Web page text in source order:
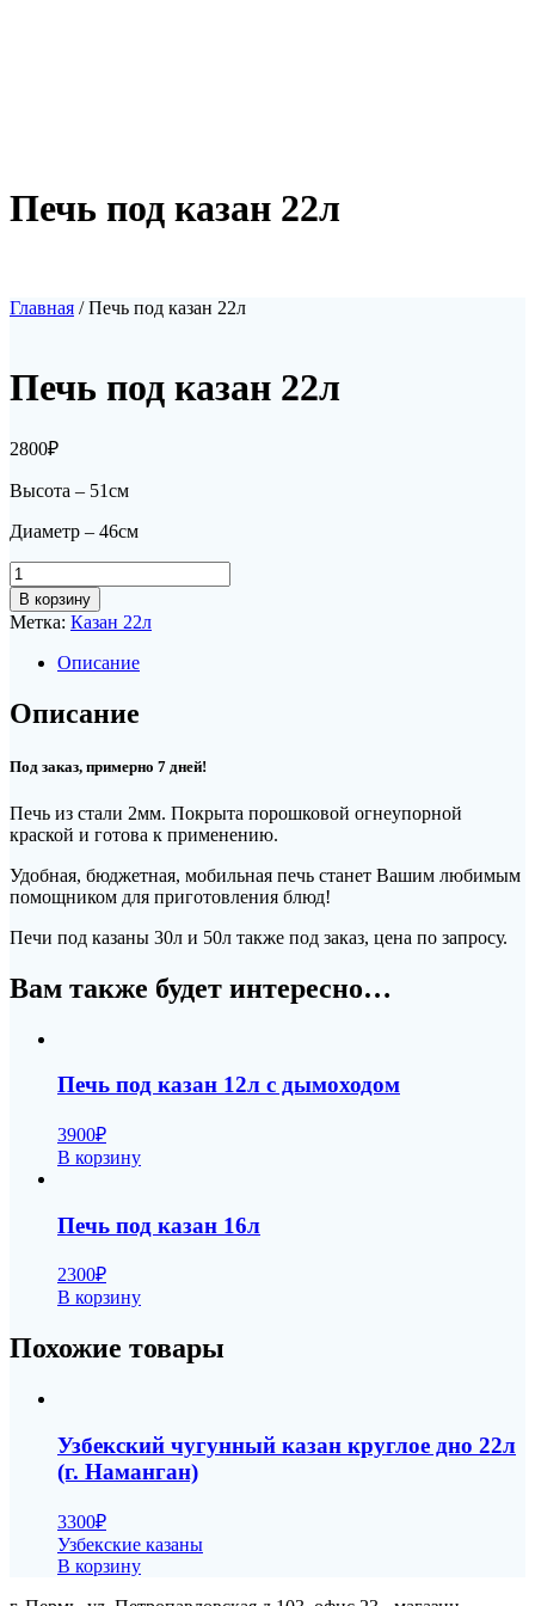
Печь под казан 22л
Главная / Печь под казан 22л
Печь под казан 22л
2800₽
Высота – 51см
Диаметр – 46см
Количество
товара
Печь
казан
В корзину
Метка: Казан 22л
Описание
Описание
Под заказ, примерно 7 дней!
Печь из стали 2мм. Покрыта порошковой огнеупорной
краской и готова к применению.
Удобная, бюджетная, мобильная печь станет Вашим любимым
помощником для приготовления блюд!
Печи под казаны 30л и 50л также под заказ, цена по запросу.
Вам также будет интересно…
Печь под казан 12л с дымоходом
3900₽
В корзину
Печь под казан 16л
2300₽
В корзину
Похожие товары
Узбекский чугунный казан круглое дно 22л
(г. Наманган)
3300₽
Узбекские казаны
В корзину